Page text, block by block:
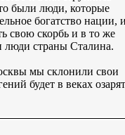
были люди, которые
богатство нации,
свою скорбь и в то же
люди страны Сталина.
мы склонили свои
будет в веках